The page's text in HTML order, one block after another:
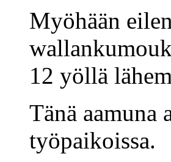
Myöhään
12 yöllä
Tänä aamuna
työpaikoissa.